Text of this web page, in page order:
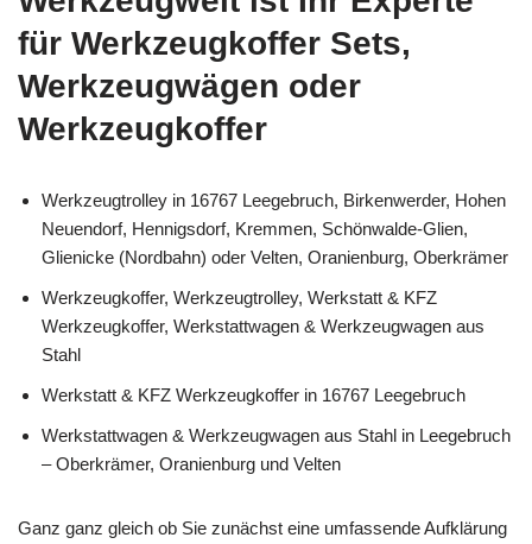
für Werkzeugkoffer Sets,
Werkzeugwägen oder
Werkzeugkoffer
Werkzeugtrolley in 16767 Leegebruch, Birkenwerder, Hohen
Neuendorf, Hennigsdorf, Kremmen, Schönwalde-Glien,
Glienicke (Nordbahn) oder Velten, Oranienburg, Oberkrämer
Werkzeugkoffer, Werkzeugtrolley, Werkstatt & KFZ
Werkzeugkoffer, Werkstattwagen & Werkzeugwagen aus
Stahl
Werkstatt & KFZ Werkzeugkoffer in 16767 Leegebruch
Werkstattwagen & Werkzeugwagen aus Stahl in Leegebruch
– Oberkrämer, Oranienburg und Velten
Ganz ganz gleich ob Sie zunächst eine umfassende Aufklärung